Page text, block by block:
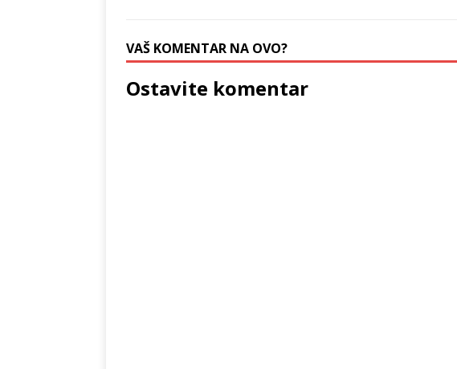
VAŠ KOMENTAR NA OVO?
Ostavite komentar